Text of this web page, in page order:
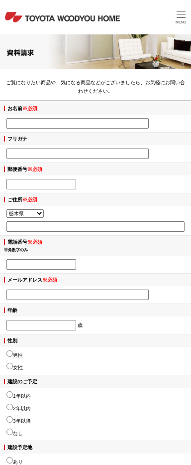
MENU
ご覧になりたい商品や、気になる商品などがございましたら、お気軽にお問い合
わせください。
お名前※必須
フリガナ
郵便番号※必須
ご住所※必須
電話番号※必須
半角数字のみ
メールアドレス※必須
年齢
歳
性別
男性
女性
建設のご予定
1年以内
2年以内
3年以降
なし
建設予定地
あり